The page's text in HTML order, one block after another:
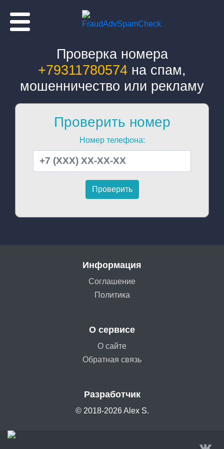
Проверка номера
+79311780574 на спам,
мошенничество или рекламу
Проверить номер
Номер телефона:
Информация
Соглашение
Политика
О сервисе
О сайте
Обратная связь
Разработчик
© 2018-2026 Alex S.